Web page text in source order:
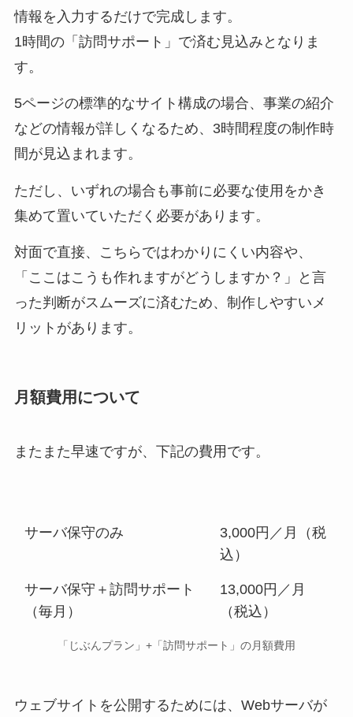
情報を入力するだけで完成します。
1時間の「訪問サポート」で済む見込みとなりま
す。
5ページの標準的なサイト構成の場合、事業の紹介
などの情報が詳しくなるため、3時間程度の制作時
間が見込まれます。
ただし、いずれの場合も事前に必要な使用をかき
集めて置いていただく必要があります。
対面で直接、こちらではわかりにくい内容や、
「ここはこうも作れますがどうしますか？」と言
った判断がスムーズに済むため、制作しやすいメ
リットがあります。
月額費用について
またまた早速ですが、下記の費用です。
サーバ保守のみ
3,000円／月（税
込）
サーバ保守＋訪問サポート
（毎月）
13,000円／月
（税込）
「じぶんプラン」+「訪問サポート」の月額費用
ウェブサイトを公開するためには、Webサーバが